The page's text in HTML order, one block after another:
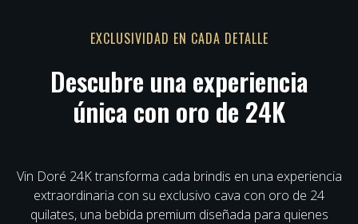
EXCLUSIVIDAD EN CADA DETALLE
Descubre una experiencia
única con oro de 24K
Vin Doré 24K transforma cada brindis en una experiencia
extraordinaria con su exclusivo cava con oro de 24
quilates, una bebida premium diseñada para quienes